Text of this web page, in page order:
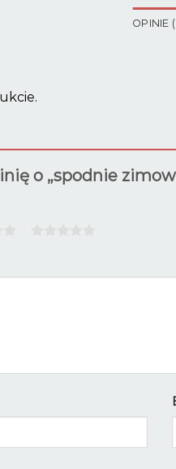
OPINIE
o „spodnie